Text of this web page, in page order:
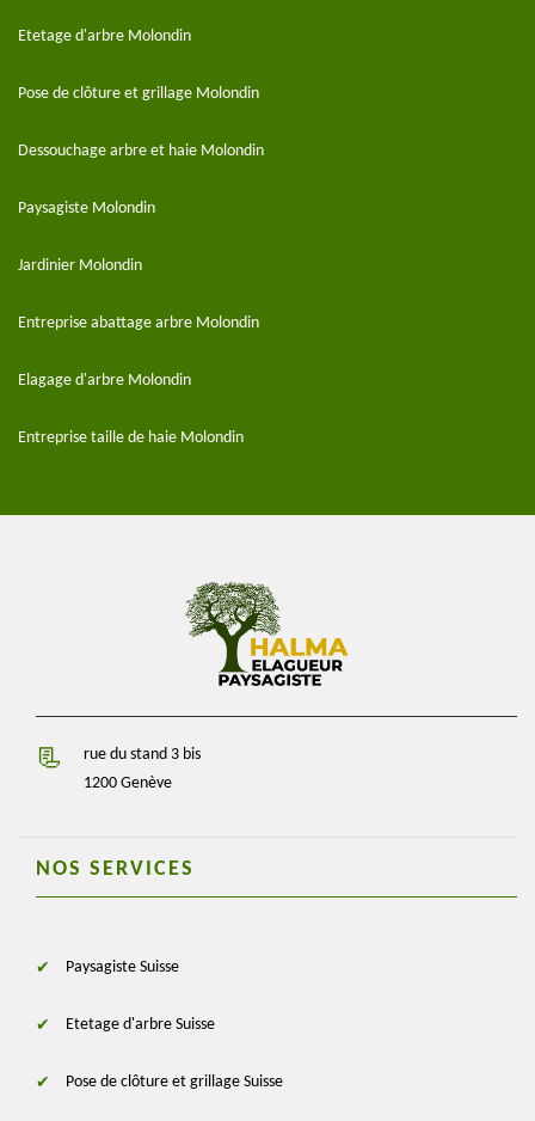
Etetage d'arbre Molondin
Pose de clôture et grillage Molondin
Dessouchage arbre et haie Molondin
Paysagiste Molondin
Jardinier Molondin
Entreprise abattage arbre Molondin
Elagage d'arbre Molondin
Entreprise taille de haie Molondin
rue du stand 3 bis
1200 Genève
NOS SERVICES
Paysagiste Suisse
Etetage d'arbre Suisse
Pose de clôture et grillage Suisse